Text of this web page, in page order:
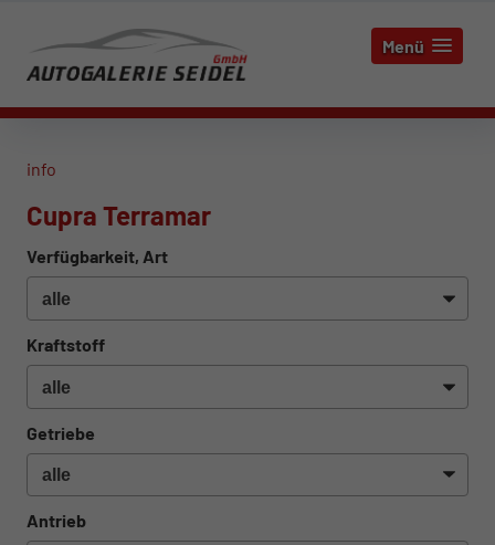
Menü
info
Cupra Terramar
Verfügbarkeit, Art
Kraftstoff
Getriebe
Antrieb